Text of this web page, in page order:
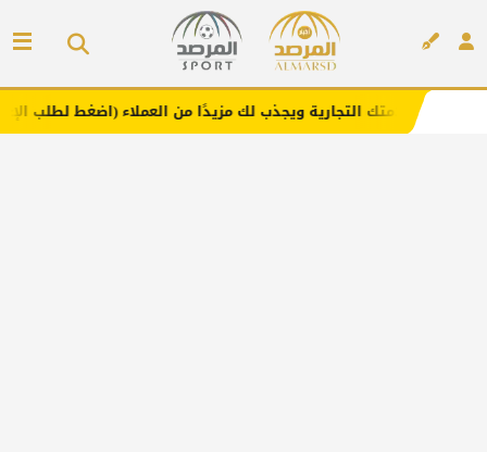
ويجذب لك مزيدًا من العملاء (اضغط لطلب الإعلان)